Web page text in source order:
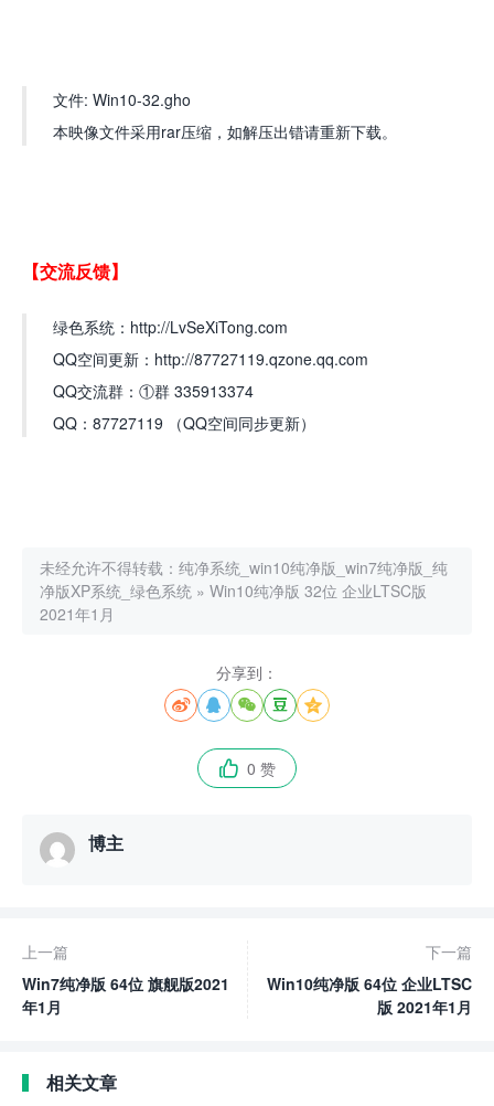
文件: Win10-32.gho
本映像文件采用rar压缩，如解压出错请重新下载。
【交流反馈】
绿色系统：http://LvSeXiTong.com
QQ空间更新：http://87727119.qzone.qq.com
QQ交流群：①群 335913374
QQ：87727119 （QQ空间同步更新）
未经允许不得转载： 纯净系统_win10纯净版_win7纯净版_纯
净版XP系统_绿色系统 » Win10纯净版 32位 企业LTSC版
2021年1月
分享到：
    
 0 赞
博主
上一篇
Win7纯净版 64位 旗舰版2021
年1月
下一篇
Win10纯净版 64位 企业LTSC
版 2021年1月
相关文章